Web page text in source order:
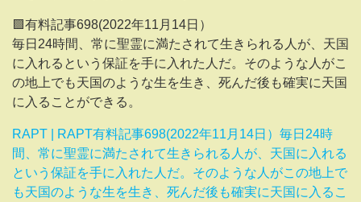
🟪有料記事698(2022年11月14日）
毎日24時間、常に聖霊に満たされて生きられる人が、天国
に入れるという保証を手に入れた人だ。そのような人がこ
の地上でも天国のような生を生き、死んだ後も確実に天国
に入ることができる。
RAPT | RAPT有料記事698(2022年11月14日）毎日24時
間、常に聖霊に満たされて生きられる人が、天国に入れる
という保証を手に入れた人だ。そのような人がこの地上で
も天国のような生を生き、死んだ後も確実に天国に入るこ